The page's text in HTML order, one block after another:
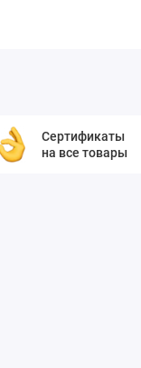
Сертификаты
на все товары